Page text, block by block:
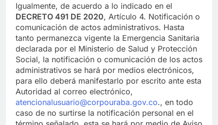
Igualmente, de acuerdo a lo indicado en el
DECRETO 491 DE 2020, Artículo 4. Notificación o
comunicación de actos administrativos. Hasta
tanto permanezca vigente la Emergencia Sanitaria
declarada por el Ministerio de Salud y Protección
Social, la notificación o comunicación de los actos
administrativos se hará por medios electrónicos,
para ello deberá manifestarlo por escrito ante esta
Autoridad al correo electrónico,
atencionalusuario@corpouraba.gov.co., en todo
caso de no surtirse la notificación personal en el